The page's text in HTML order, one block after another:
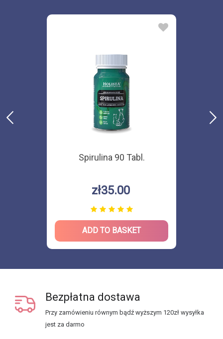
Spirulina 90 Tabl.
zł35.00
ADD TO BASKET
Bezpłatna dostawa
Przy zamówieniu równym bądź wyższym 120zł wysyłka
jest za darmo